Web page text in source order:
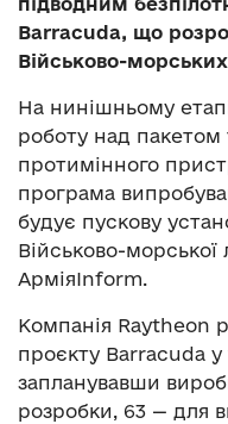
Barracuda, що
Військово-
На нинішньому
роботу над пакетом
протимінного
програма
будує пускову
Військово-
АрміяInform.
Компанія Raytheon
проєкту Barracuda у
запланувавши
розробки, 63 — для